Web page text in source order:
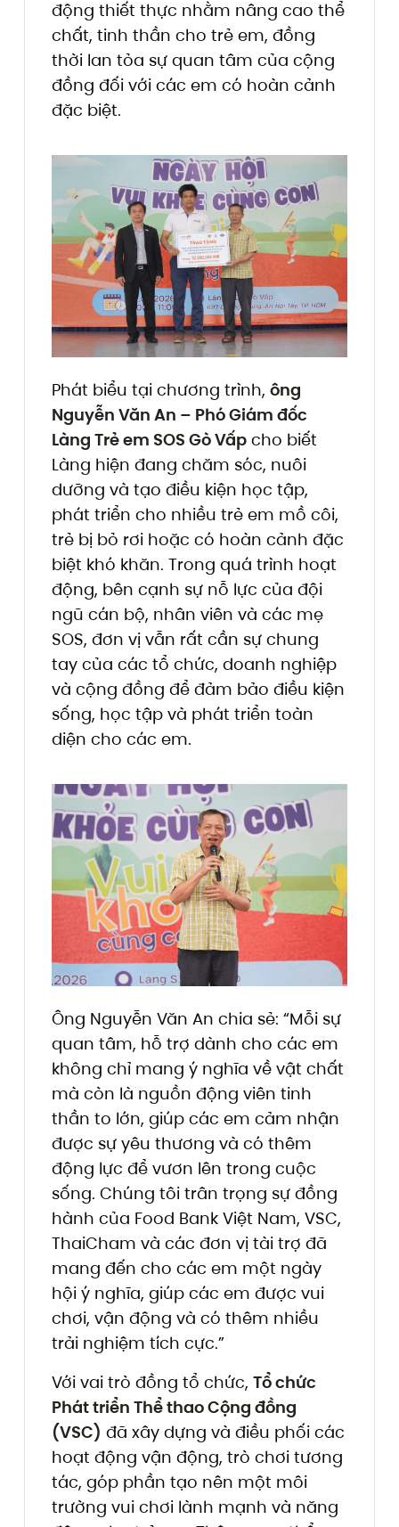
động thiết thực nhằm nâng cao thể
chất, tinh thần cho trẻ em, đồng
thời lan tỏa sự quan tâm của cộng
đồng đối với các em có hoàn cảnh
đặc biệt.
Phát biểu tại chương trình, ông
Nguyễn Văn An – Phó Giám đốc
Làng Trẻ em SOS Gò Vấp cho biết
Làng hiện đang chăm sóc, nuôi
dưỡng và tạo điều kiện học tập,
phát triển cho nhiều trẻ em mồ côi,
trẻ bị bỏ rơi hoặc có hoàn cảnh đặc
biệt khó khăn. Trong quá trình hoạt
động, bên cạnh sự nỗ lực của đội
ngũ cán bộ, nhân viên và các mẹ
SOS, đơn vị vẫn rất cần sự chung
tay của các tổ chức, doanh nghiệp
và cộng đồng để đảm bảo điều kiện
sống, học tập và phát triển toàn
diện cho các em.
Ông Nguyễn Văn An chia sẻ: “Mỗi sự
quan tâm, hỗ trợ dành cho các em
không chỉ mang ý nghĩa về vật chất
mà còn là nguồn động viên tinh
thần to lớn, giúp các em cảm nhận
được sự yêu thương và có thêm
động lực để vươn lên trong cuộc
sống. Chúng tôi trân trọng sự đồng
hành của Food Bank Việt Nam, VSC,
ThaiCham và các đơn vị tài trợ đã
mang đến cho các em một ngày
hội ý nghĩa, giúp các em được vui
chơi, vận động và có thêm nhiều
trải nghiệm tích cực.”
Với vai trò đồng tổ chức, Tổ chức
Phát triển Thể thao Cộng đồng
(VSC) đã xây dựng và điều phối các
hoạt động vận động, trò chơi tương
tác, góp phần tạo nên một môi
trường vui chơi lành mạnh và năng